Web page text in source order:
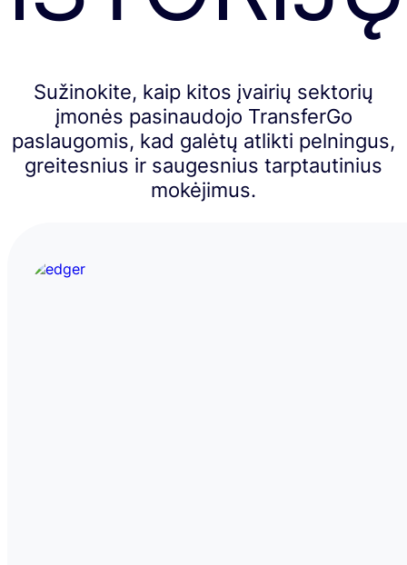
Sužinokite, kaip kitos įvairių sektorių
įmonės pasinaudojo TransferGo
paslaugomis, kad galėtų atlikti pelningus,
greitesnius ir saugesnius tarptautinius
mokėjimus.